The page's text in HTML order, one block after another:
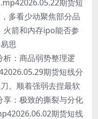
期货短
多看少动聚焦部分品
箭和内存ipo能否参
思
：商品弱势整理逻
期货短线分
。顺着强弱去捏最软
：极致的撕裂与分化
期货短线